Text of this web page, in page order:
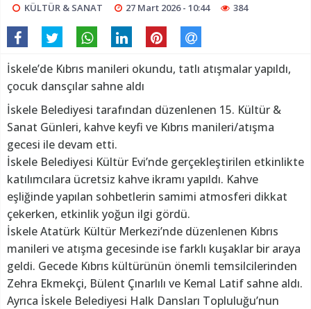
KÜLTÜR & SANAT 27 Mart 2026 - 10:44 384
İskele’de Kıbrıs manileri okundu, tatlı atışmalar yapıldı,
çocuk dansçılar sahne aldı
İskele Belediyesi tarafından düzenlenen 15. Kültür &
Sanat Günleri, kahve keyfi ve Kıbrıs manileri/atışma
gecesi ile devam etti.
İskele Belediyesi Kültür Evi’nde gerçekleştirilen etkinlikte
katılımcılara ücretsiz kahve ikramı yapıldı. Kahve
eşliğinde yapılan sohbetlerin samimi atmosferi dikkat
çekerken, etkinlik yoğun ilgi gördü.
İskele Atatürk Kültür Merkezi’nde düzenlenen Kıbrıs
manileri ve atışma gecesinde ise farklı kuşaklar bir araya
geldi. Gecede Kıbrıs kültürünün önemli temsilcilerinden
Zehra Ekmekçi, Bülent Çınarlılı ve Kemal Latif sahne aldı.
Ayrıca İskele Belediyesi Halk Dansları Topluluğu’nun